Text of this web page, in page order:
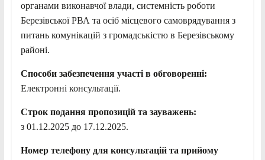
органами виконавчої влади, системність роботи
Березівської РВА та осіб місцевого самоврядування з
питань комунікацій з громадськістю в Березівському
районі.
Способи забезпечення участі в обговоренні:
Електронні консультації.
Строк подання пропозицій та зауважень:
з 01.12.2025 до 17.12.2025.
Номер телефону для консультацій та прийому